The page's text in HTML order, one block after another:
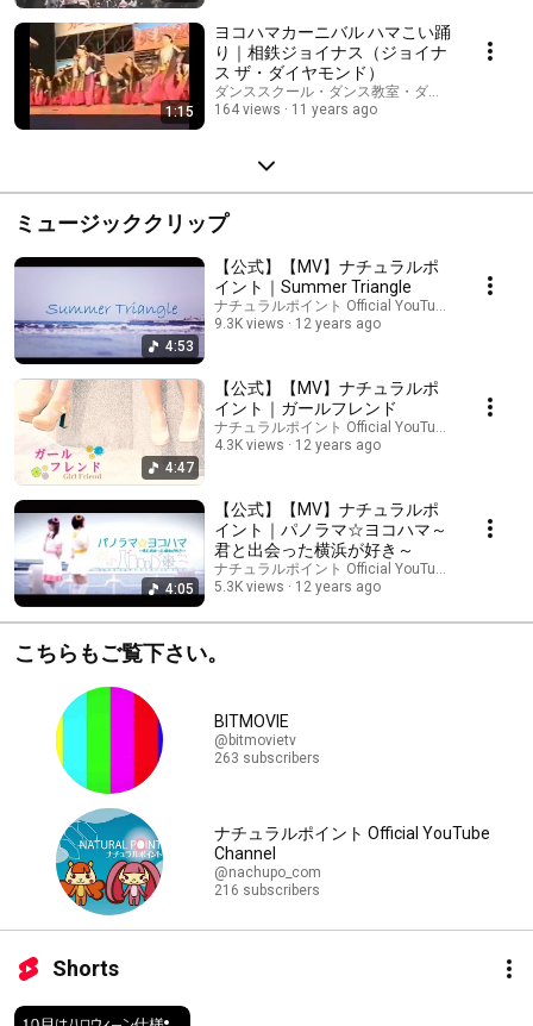
1:15
ヨコハマカーニバル ハマこい踊
り｜相鉄ジョイナス（ジョイナ
ス ザ・ダイヤモンド）
ダンススクール・ダンス教室・ダンススタジオ
164 views
11 years ago
ミュージッククリップ
4:53
【公式】【MV】ナチュラルポ
イント｜Summer Triangle
ナチュラルポイント Official YouTube Channel
9.3K views
12 years ago
4:47
【公式】【MV】ナチュラルポ
イント｜ガールフレンド
ナチュラルポイント Official YouTube Channel
4.3K views
12 years ago
4:05
【公式】【MV】ナチュラルポ
イント｜パノラマ☆ヨコハマ～
君と出会った横浜が好き～
ナチュラルポイント Official YouTube Channel
5.3K views
12 years ago
こちらもご覧下さい。
BITMOVIE
@bitmovietv
263 subscribers
ナチュラルポイント Official YouTube
Channel
@nachupo_com
216 subscribers
Shorts